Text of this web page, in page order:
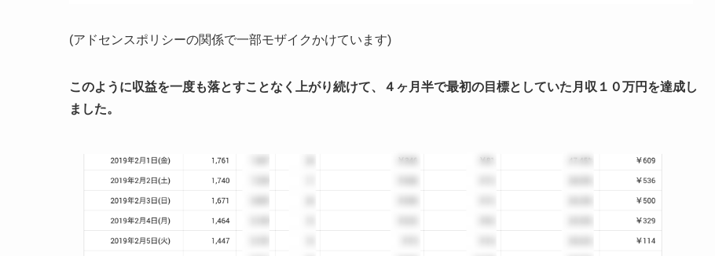
(アドセンスポリシーの関係で一部モザイクかけています)
このように収益を一度も落とすことなく上がり続けて、４ヶ月半で最初の目標としていた月収１０万円を達成し
ました。